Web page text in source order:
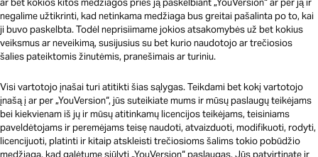
ar bet kokios kitos medžiagos prieš ją paskelbiant „YouVersion“ ar per ją ir
negalime užtikrinti, kad netinkama medžiaga bus greitai pašalinta po to, kai
ji buvo paskelbta. Todėl neprisiimame jokios atsakomybės už bet kokius
veiksmus ar neveikimą, susijusius su bet kurio naudotojo ar trečiosios
šalies pateiktomis žinutėmis, pranešimais ar turiniu.
Visi vartotojo įnašai turi atitikti šias sąlygas. Teikdami bet kokį vartotojo
įnašą į ar per „YouVersion“, jūs suteikiate mums ir mūsų paslaugų teikėjams
bei kiekvienam iš jų ir mūsų atitinkamų licencijos teikėjams, teisiniams
paveldėtojams ir peremėjams teisę naudoti, atvaizduoti, modifikuoti, rodyti,
licencijuoti, platinti ir kitaip atskleisti trečiosioms šalims tokio pobūdžio
medžiagą, kad galėtume siūlyti „YouVersion“ paslaugas. Jūs patvirtinate ir